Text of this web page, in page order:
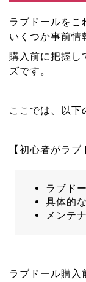
ラブドールをこ
いくつか事前情
購入前に把握し
ズです。
ここでは、以下
【初心者がラ
ラブド
具体的
メンテ
ラブドール購入